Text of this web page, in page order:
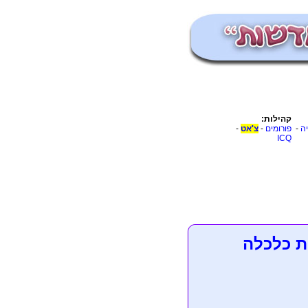
-
קהילות:
פורומים - צ'אט -
ICQ
כלכלה